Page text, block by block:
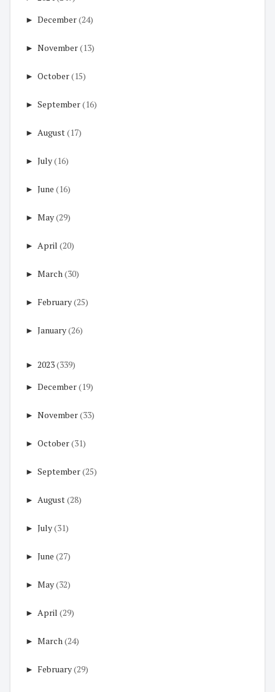
► December(24)
► November(13)
► October(15)
► September(16)
► August(17)
► July(16)
► June (16)
► May(29)
► April (20)
► March(30)
► February(25)
► January(26)
► 2023(339)
► December(19)
► November(33)
► October(31)
► September(25)
► August(28)
► July(31)
► June (27)
► May(32)
► April (29)
► March(24)
► February(29)